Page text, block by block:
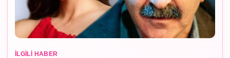
İLGILI HABER